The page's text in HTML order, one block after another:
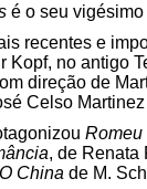
é o seu
recentes e
Kopf, no antigo
direção de
Celso
Romeu
, de Renata
O China de M.